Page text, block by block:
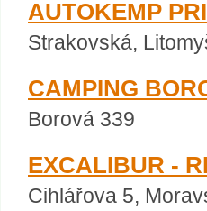
AUTOKEMP
Strakovská,
CAMPING
Borová 339
EXCALIBUR -
Cihlářova 5,